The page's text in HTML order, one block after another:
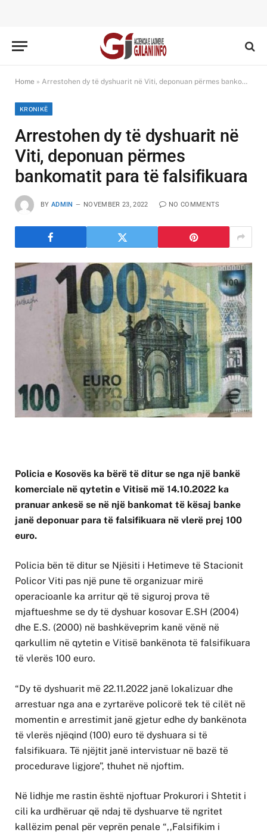
Home » Arrestohen dy të dyshuarit në Viti, deponuan përmes bankomatit para të falsifikuara
KRONIKË
Arrestohen dy të dyshuarit në
Viti, deponuan përmes
bankomatit para të falsifikuara
BY ADMIN NOVEMBER 23, 2022 NO COMMENTS
Policia e Kosovës ka bërë të ditur se nga një bankë
komerciale në qytetin e Vitisë më 14.10.2022 ka
pranuar ankesë se në një bankomat të kësaj banke
janë deponuar para të falsifikuara në vlerë prej 100
euro.
Policia bën të ditur se Njësiti i Hetimeve të Stacionit
Policor Viti pas një pune të organizuar mirë
operacioanle ka arritur që të siguroj prova të
mjaftueshme se dy të dyshuar kosovar E.SH (2004)
dhe E.S. (2000) në bashkëveprim kanë vënë në
qarkullim në qytetin e Vitisë bankënota të falsifikuara
të vlerës 100 euro.
“Dy të dyshuarit më 22.11.2022 janë lokalizuar dhe
arrestuar nga ana e zyrtarëve policorë tek të cilët në
momentin e arrestimit janë gjetur edhe dy bankënota
të vlerës njëqind (100) euro të dyshuara si të
falsifikuara. Të njëjtit janë intervistuar në bazë të
procedurave ligjore”, thuhet në njoftim.
Në lidhje me rastin është njoftuar Prokurori i Shtetit i
cili ka urdhëruar që ndaj të dyshuarve të ngritet
kallëzim penal për veprën penale “,,Falsifikim i